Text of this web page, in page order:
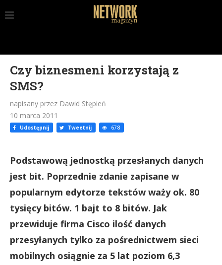
Czy biznesmeni korzystają z
SMS?
napisany przez Dawid Stępień
10 marca 2011
Udostępnij Tweetnij 678
Podstawową jednostką przesłanych danych
jest bit. Poprzednie zdanie zapisane w
popularnym edytorze tekstów waży ok. 80
tysięcy bitów. 1 bajt to 8 bitów. Jak
przewiduje firma Cisco ilość danych
przesyłanych tylko za pośrednictwem sieci
mobilnych osiągnie za 5 lat poziom 6,3